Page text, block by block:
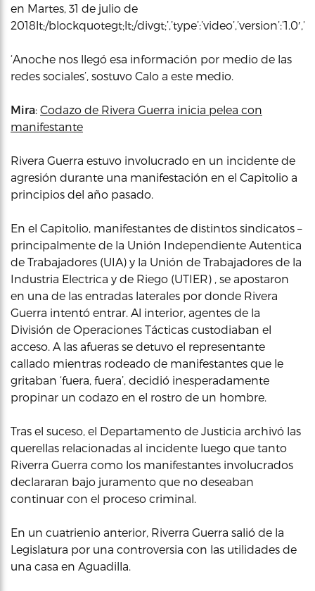
en Martes, 31 de julio de
2018lt;/blockquotegt;lt;/
‘Anoche nos llegó esa información por medio de las
redes sociales’, sostuvo Calo a este medio.
Mira: Codazo de Rivera Guerra inicia pelea con
manifestante
Rivera Guerra estuvo involucrado en un incidente de
agresión durante una manifestación en el Capitolio a
principios del año pasado.
En el Capitolio, manifestantes de distintos sindicatos –
principalmente de la Unión Independiente Autentica
de Trabajadores (UIA) y la Unión de Trabajadores de la
Industria Electrica y de Riego (UTIER) , se apostaron
en una de las entradas laterales por donde Rivera
Guerra intentó entrar. Al interior, agentes de la
División de Operaciones Tácticas custodiaban el
acceso. A las afueras se detuvo el representante
callado mientras rodeado de manifestantes que le
gritaban ‘fuera, fuera’, decidió inesperadamente
propinar un codazo en el rostro de un hombre.
Tras el suceso, el Departamento de Justicia archivó las
querellas relacionadas al incidente luego que tanto
Riverra Guerra como los manifestantes involucrados
declararan bajo juramento que no deseaban
continuar con el proceso criminal.
En un cuatrienio anterior, Riverra Guerra salió de la
Legislatura por una controversia con las utilidades de
una casa en Aguadilla.